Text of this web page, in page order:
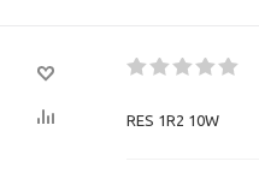
RES 1R2 10W